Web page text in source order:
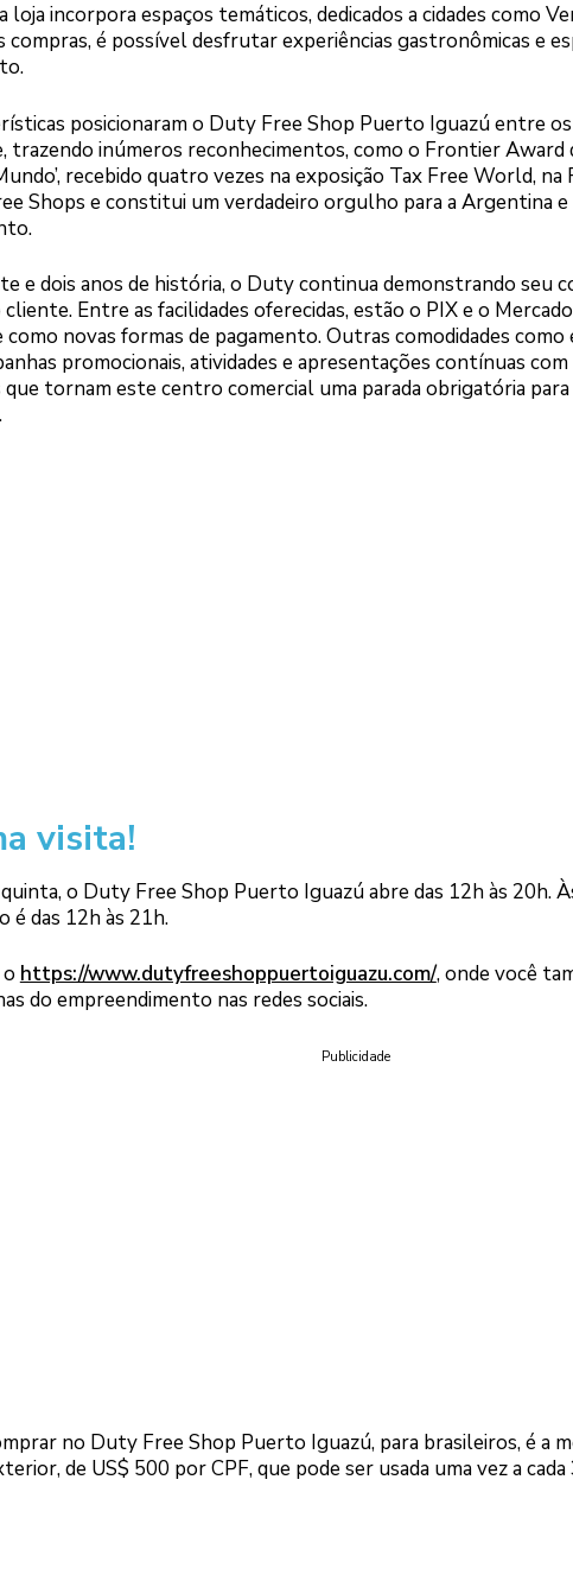
loja incorpora espaços temáticos, dedicados a cidades como
compras, é possível desfrutar experiências gastronômicas e
posicionaram o Duty Free Shop Puerto Iguazú entre
trazendo inúmeros reconhecimentos, como o Frontier Award
recebido quatro vezes na exposição Tax Free World, na
Shops e constitui um verdadeiro orgulho para a Argentina e
e dois anos de história, o Duty continua demonstrando seu
Entre as facilidades oferecidas, estão o PIX e o
novas formas de pagamento. Outras comodidades
promocionais, atividades e apresentações contínuas
que tornam este centro comercial uma parada obrigatória para
visita!
o Duty Free Shop Puerto Iguazú abre das 12h às 20h.
é das 12h às 21h.
https://www.dutyfreeshoppuertoiguazu.com/, onde você
do empreendimento nas redes sociais.
Publicidade
no Duty Free Shop Puerto Iguazú, para brasileiros, é a
de US$ 500 por CPF, que pode ser usada uma vez a cada